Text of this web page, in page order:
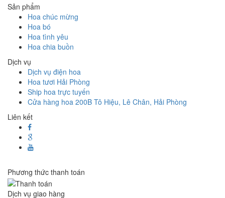
Sản phẩm
Hoa chúc mừng
Hoa bó
Hoa tình yêu
Hoa chia buồn
Dịch vụ
Dịch vụ điện hoa
Hoa tươi Hải Phòng
Ship hoa trực tuyến
Cửa hàng hoa 200B Tô Hiệu, Lê Chân, Hải Phòng
Liên kết
Phương thức thanh toán
Dịch vụ giao hàng